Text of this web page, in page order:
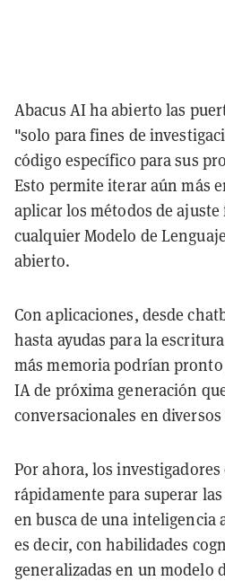
Abacus AI ha abierto las
"solo para fines de
código específico para sus
Esto permite iterar aún más
aplicar los métodos de
cualquier Modelo de
abierto.
Con aplicaciones, desde
hasta ayudas para la
más memoria podrían
IA de próxima generación
conversacionales en diversos
Por ahora, los
rápidamente para superar
en busca de una inteligencia
es decir, con habilidades
generalizadas en un modelo